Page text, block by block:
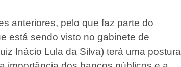
anteriores, pelo que faz parte do
está sendo visto no gabinete de
Inácio Lula da Silva) terá uma postura